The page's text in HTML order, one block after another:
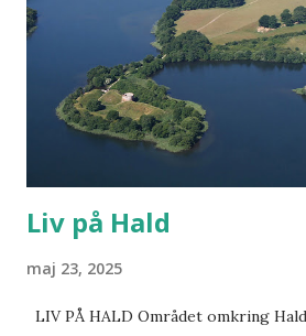
inviterer på en kortere vandring ud i
og deler sine fortællinger undervejs.
for at blive tilbage og “passe bålet” –
sommeraftenen i haven. Alle er
tæpper, en festivalstol og en
Liv på Hald
maj 23, 2025
LIV PÅ HALD Området omkring